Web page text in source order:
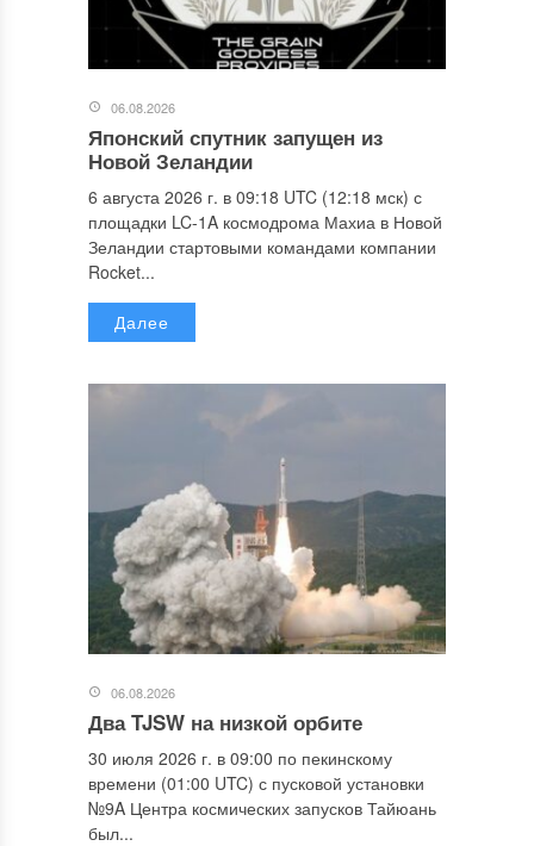
06.08.2026
Японский спутник запущен из
Новой Зеландии
6 августа 2026 г. в 09:18 UTC (12:18 мск) с
площадки LC-1A космодрома Махиа в Новой
Зеландии стартовыми командами компании
Rocket...
Далее
06.08.2026
Два TJSW на низкой орбите
30 июля 2026 г. в 09:00 по пекинскому
времени (01:00 UTC) с пусковой установки
№9A Центра космических запусков Тайюань
был...